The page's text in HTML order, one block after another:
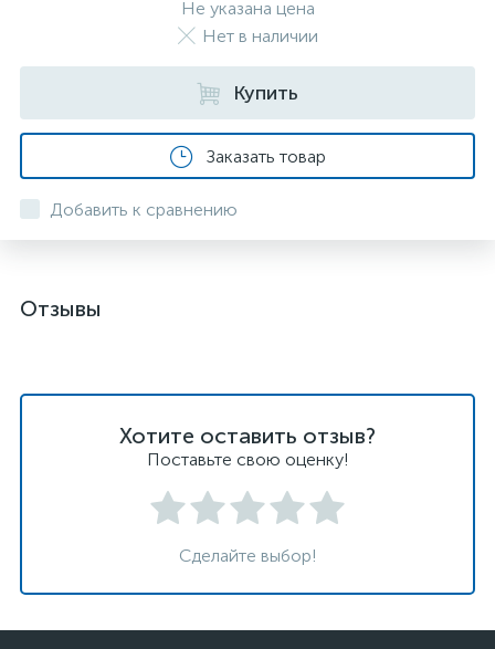
Не указана цена
Нет в наличии
Купить
Заказать товар
Добавить к сравнению
Отзывы
Хотите оставить отзыв?
Поставьте свою оценку!
Сделайте выбор!